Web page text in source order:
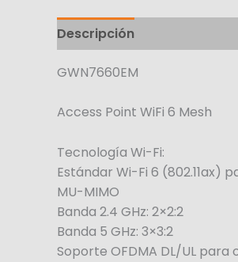
Descripción
GWN7660EM
Access Point WiFi 6 Mesh
Tecnología Wi-Fi:
Estándar Wi-Fi 6 (802.11ax)
MU-MIMO
Banda 2.4 GHz: 2×2:2
Banda 5 GHz: 3×3:2
Soporte OFDMA DL/UL